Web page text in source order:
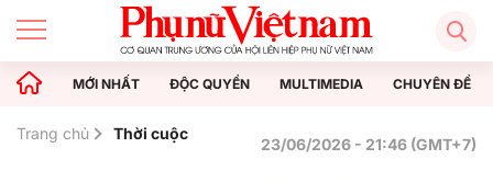
MỚI NHẤT ĐỘC QUYỀN MULTIMEDIA CHUYÊN ĐỀ
Trang chủ Thời cuộc
23/06/2026 - 21:46 (GMT+7)